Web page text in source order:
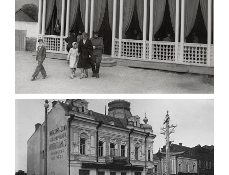
ПАВІЛЬЙОН МОРОЗИВА ЖИТОМИР 1947
Фото Житомир (1945-
1960)
Leave a comment